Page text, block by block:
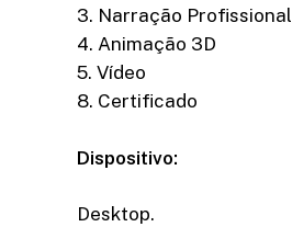
3. Narração Profissional
4. Animação 3D
5. Vídeo
8. Certificado
Dispositivo:
Desktop.